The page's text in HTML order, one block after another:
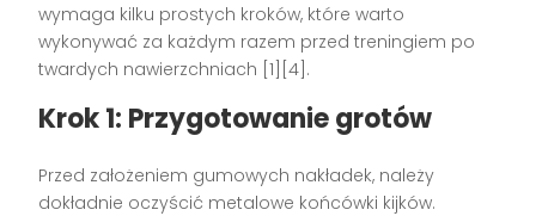
wymaga kilku prostych kroków, które warto
wykonywać za każdym razem przed treningiem po
twardych nawierzchniach [1][4].
Krok 1: Przygotowanie grotów
Przed założeniem gumowych nakładek, należy
dokładnie oczyścić metalowe końcówki kijków.